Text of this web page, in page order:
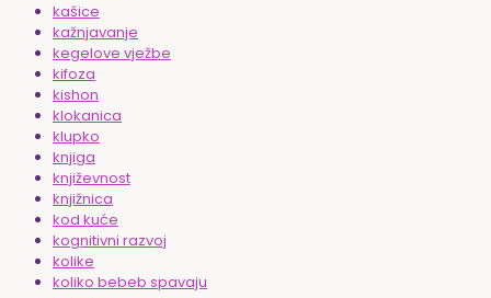
kašice
kažnjavanje
kegelove vježbe
kifoza
kishon
klokanica
klupko
knjiga
književnost
knjižnica
kod kuće
kognitivni razvoj
kolike
koliko bebeb spavaju